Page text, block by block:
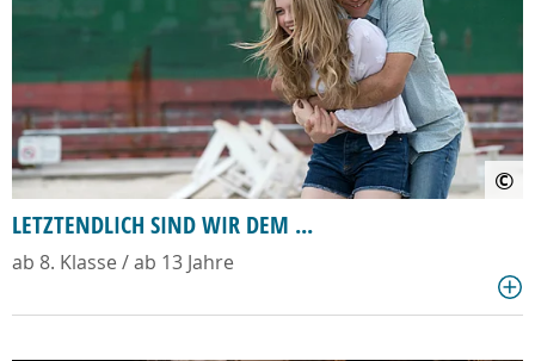
©
LETZTENDLICH SIND WIR DEM ...
ab 8. Klasse / ab 13 Jahre